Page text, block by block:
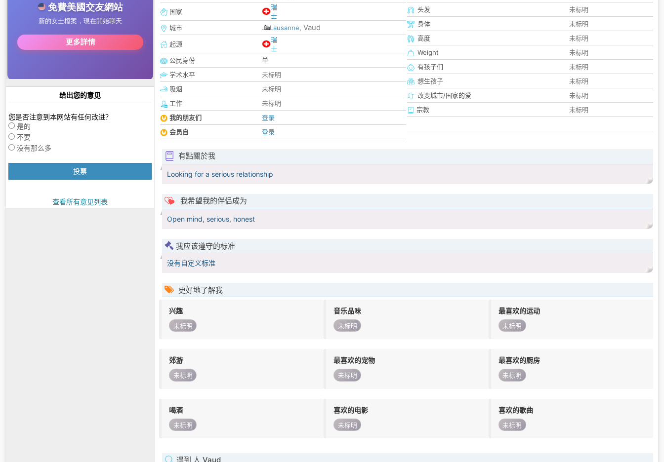
给出您的意见
您是否注意到本网站有任何改进？
是的
不要
没有那么多
投票
查看所有意见列表
国家
瑞
士
城市
Lausanne, Vaud
起源
瑞
士
公民身份
单
学术水平
未标明
吸烟
未标明
工作
未标明
我的朋友们
登录
会员自
登录
头发
未标明
身体
未标明
高度
未标明
Weight
未标明
有孩子们
未标明
想生孩子
未标明
改变城市/国家的爱
未标明
宗教
未标明
有點關於我
Looking for a serious relationship
我希望我的伴侣成为
Open mind, serious, honest
我应该遵守的标准
没有自定义标准
更好地了解我
兴趣
未标明
音乐品味
未标明
最喜欢的运动
未标明
郊游
未标明
最喜欢的宠物
未标明
最喜欢的厨房
未标明
喝酒
未标明
喜欢的电影
未标明
喜欢的歌曲
未标明
遇到 人 Vaud